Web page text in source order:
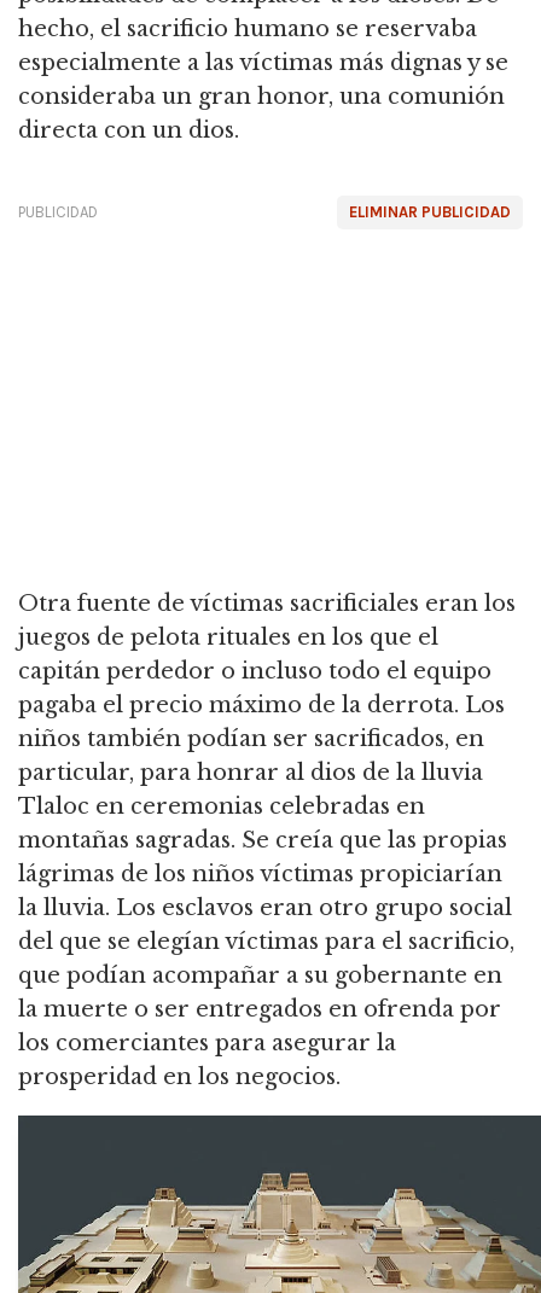
hecho, el sacrificio humano se reservaba
especialmente a las víctimas más dignas y se
consideraba un gran honor, una comunión
directa con un dios.
ELIMINAR PUBLICIDAD
PUBLICIDAD
Otra fuente de víctimas sacrificiales eran los
juegos de pelota rituales en los que el
capitán perdedor o incluso todo el equipo
pagaba el precio máximo de la derrota. Los
niños también podían ser sacrificados, en
particular, para honrar al dios de la lluvia
Tlaloc en ceremonias celebradas en
montañas sagradas. Se creía que las propias
lágrimas de los niños víctimas propiciarían
la lluvia. Los esclavos eran otro grupo social
del que se elegían víctimas para el sacrificio,
que podían acompañar a su gobernante en
la muerte o ser entregados en ofrenda por
los comerciantes para asegurar la
prosperidad en los negocios.